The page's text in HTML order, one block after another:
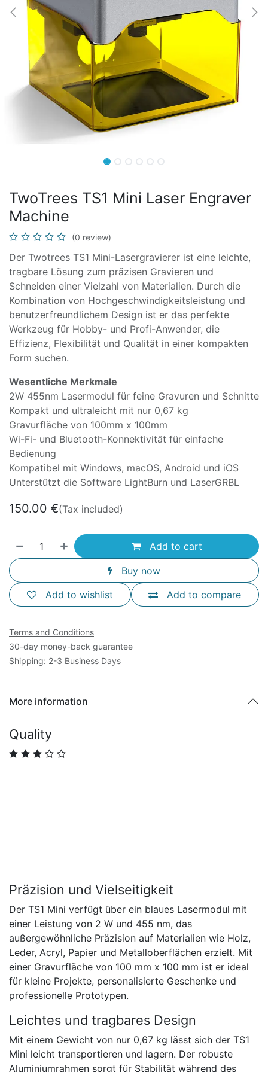
TwoTrees TS1 Mini Laser Engraver
Machine
(0 review)
Der Twotrees TS1 Mini-Lasergravierer ist eine leichte,
tragbare Lösung zum präzisen Gravieren und
Schneiden einer Vielzahl von Materialien. Durch die
Kombination von Hochgeschwindigkeitsleistung und
benutzerfreundlichem Design ist er das perfekte
Werkzeug für Hobby- und Profi-Anwender, die
Effizienz, Flexibilität und Qualität in einer kompakten
Form suchen.
Wesentliche Merkmale
2W 455nm Lasermodul für feine Gravuren und Schnitte
Kompakt und ultraleicht mit nur 0,67 kg
Gravurfläche von 100mm x 100mm
Wi-Fi- und Bluetooth-Konnektivität für einfache
Bedienung
Kompatibel mit Windows, macOS, Android und iOS
Unterstützt die Software LightBurn und LaserGRBL
150.00 €(Tax included)
Add to cart
Buy now
Add to compare
Add to wishlist
Terms and Conditions
30-day money-back guarantee
Shipping: 2-3 Business Days
More information
Quality
Präzision und Vielseitigkeit
Der TS1 Mini verfügt über ein blaues Lasermodul mit
einer Leistung von 2 W und 455 nm, das
außergewöhnliche Präzision auf Materialien wie Holz,
Leder, Acryl, Papier und Metalloberflächen erzielt. Mit
einer Gravurfläche von 100 mm x 100 mm ist er ideal
für kleine Projekte, personalisierte Geschenke und
professionelle Prototypen.
Leichtes und tragbares Design
Mit einem Gewicht von nur 0,67 kg lässt sich der TS1
Mini leicht transportieren und lagern. Der robuste
Aluminiumrahmen sorgt für Stabilität während des